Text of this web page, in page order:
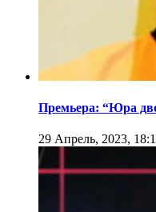
Премьера: “Юра
29 Апрель, 2023,